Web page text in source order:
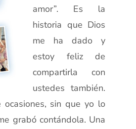
amor”. Es la
historia que Dios
me ha dado y
estoy feliz de
compartirla con
ustedes también.
sin que yo lo
grabó contándola. Una